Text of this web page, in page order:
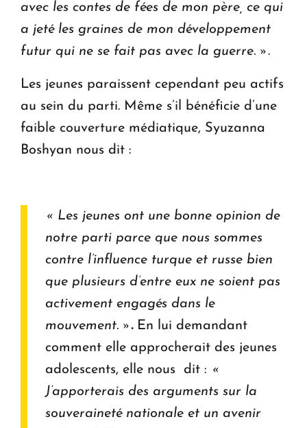
avec les contes de fées de mon père, ce qui
a jeté les graines de mon développement
futur qui ne se fait pas avec la guerre. ».
Les jeunes paraissent cependant peu actifs
au sein du parti. Même s’il bénéficie d’une
faible couverture médiatique, Syuzanna
Boshyan nous dit :
« Les jeunes ont une bonne opinion de
notre parti parce que nous sommes
contre l’influence turque et russe bien
que plusieurs d’entre eux ne soient pas
activement engagés dans le
mouvement. ». En lui demandant
comment elle approcherait des jeunes
adolescents, elle nous dit : «
J’apporterais des arguments sur la
souveraineté nationale et un avenir